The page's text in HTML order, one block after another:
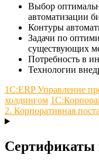
Выбор
автоматизации
Контуры
Задачи по
существующих
Потребность в
Технологии
1С:ERP Управление
холдингом
2. Корпоративная
Сертификаты